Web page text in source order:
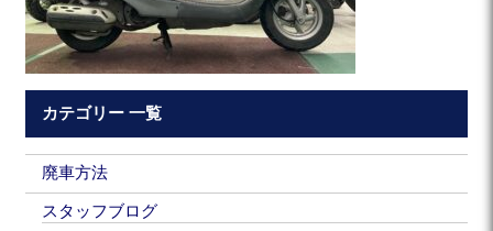
カテゴリー 一覧
廃車方法
スタッフブログ